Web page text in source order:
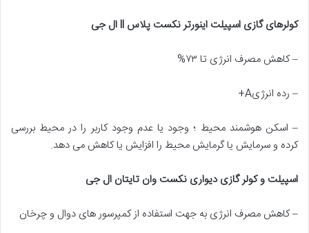
کولرهای گازی اسپیلت اینورتر نکست پلاس llال جی
– کاهش مصرف انرژی تا ۷۳%
– رده انرژیA+
– اسکن هوشمند محیط ؛ وجود یا عدم وجود کاربر را در محیط بررسی
کرده و سرمایش یا گرمایش محیط را افزایش یا کاهش می دهد.
اسپیلت و کولر گازی دیواری نکست وان تایتان ال جی
– کاهش مصرف انرژی به جهت استفاده از کمپرسور های دوال و چرخان